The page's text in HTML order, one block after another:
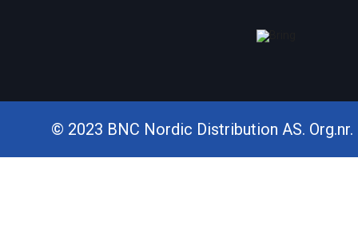
© 2023 BNC Nordic Distribution AS.